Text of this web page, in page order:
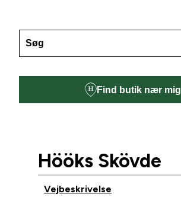
Find butik nær mig
Hööks Skövde
Vejbeskrivelse